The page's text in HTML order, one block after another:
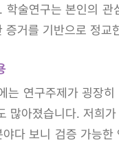
학술연구는 본인의
증거를 기반으로 정교
는 연구주제가 굉장
많아졌습니다. 저희
다 보니 검증 가능